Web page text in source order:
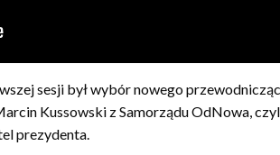
sesji był wybór nowego
Kussowski z Samorządu OdNowa,
prezydenta.